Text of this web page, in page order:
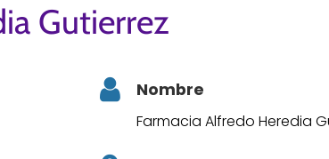
Gutierrez
Nombre
Farmacia Alfredo Heredia